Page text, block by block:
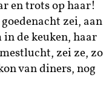
en trots op haar!
zei, aan
de keuken, haar
zei ze, zo
van diners, nog